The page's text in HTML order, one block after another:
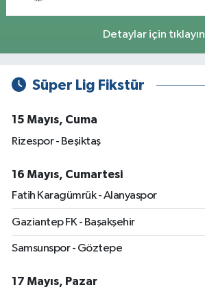
Detaylar için tıklayın
Süper Lig Fikstür
15 Mayıs, Cuma
Rizespor - Beşiktaş
16 Mayıs, Cumartesi
Fatih Karagümrük - Alanyaspor
Gaziantep FK - Başakşehir
Samsunspor - Göztepe
17 Mayıs, Pazar